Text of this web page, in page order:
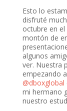
Esto lo
disfruté
octubre en el
montón de
algunos
ver. Nuestra
empezando
@dboxglobal
mi hermano
nuestro